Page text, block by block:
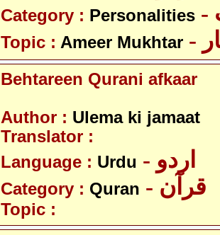
Category : Personalities
Topic : Ameer Mukhtar
Behtareen Qurani afkaar
Author : Ulema ki jamaat
Translator :
Language : Urdu - اردو
Category : Quran - قرآن
Topic :